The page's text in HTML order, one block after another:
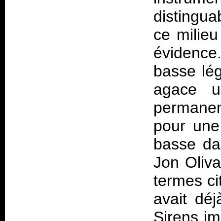
ce
basse
agace
pour
basse
Jon
termes
avait
Sirens